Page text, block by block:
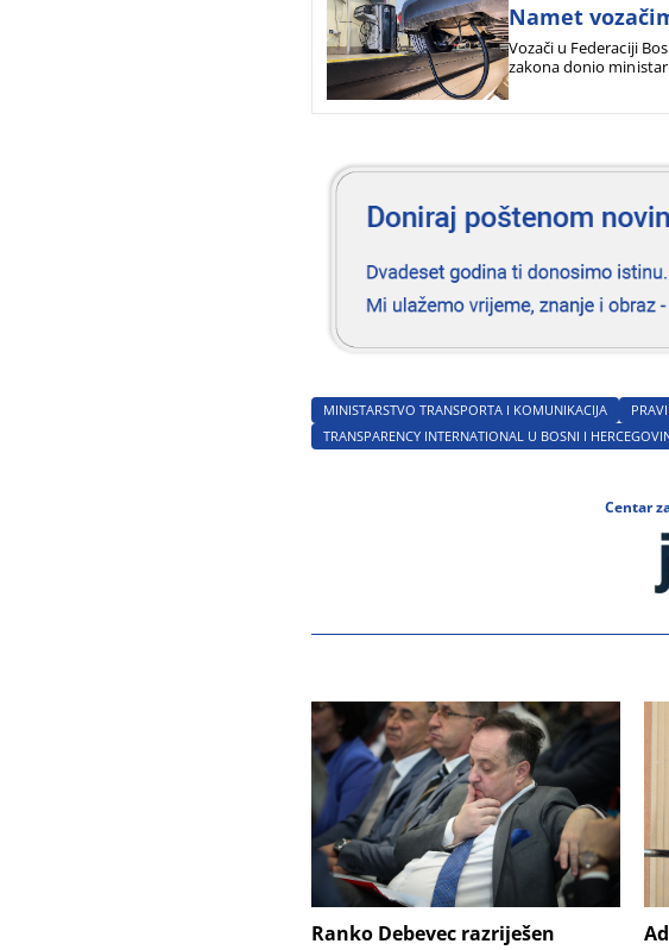
Namet
Vozači u Federaciji
zakona donio
oni bliski njegovoj
MINISTARSTVO TRANSPORTA I KOMUNIKACIJA
TRANSPARENCY INTERNATIONAL U BOSNI I
Centar
Ranko Debevec razriješen